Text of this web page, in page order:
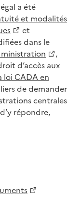
a été
et modalités
et
dans le
,
d’accès aux
loi CADA en
de demander
centrales
répondre,